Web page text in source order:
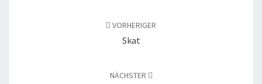
VORHERIGER
Skat
NÄCHSTER